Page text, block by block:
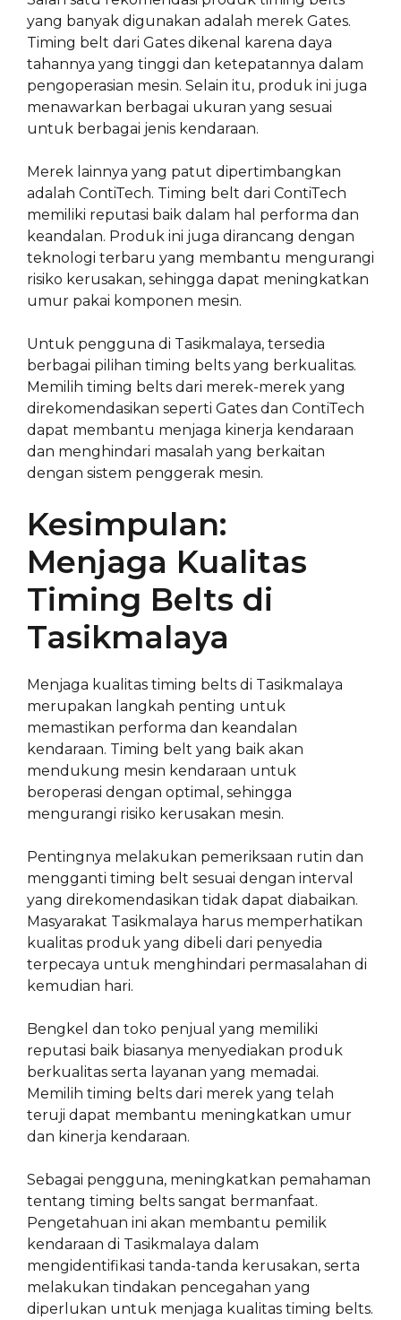
yang banyak digunakan adalah merek Gates.
Timing belt dari Gates dikenal karena daya
tahannya yang tinggi dan ketepatannya dalam
pengoperasian mesin. Selain itu, produk ini juga
menawarkan berbagai ukuran yang sesuai
untuk berbagai jenis kendaraan.
Merek lainnya yang patut dipertimbangkan
adalah ContiTech. Timing belt dari ContiTech
memiliki reputasi baik dalam hal performa dan
keandalan. Produk ini juga dirancang dengan
teknologi terbaru yang membantu mengurangi
risiko kerusakan, sehingga dapat meningkatkan
umur pakai komponen mesin.
Untuk pengguna di Tasikmalaya, tersedia
berbagai pilihan timing belts yang berkualitas.
Memilih timing belts dari merek-merek yang
direkomendasikan seperti Gates dan ContiTech
dapat membantu menjaga kinerja kendaraan
dan menghindari masalah yang berkaitan
dengan sistem penggerak mesin.
Kesimpulan:
Menjaga Kualitas
Timing Belts di
Tasikmalaya
Menjaga kualitas timing belts di Tasikmalaya
merupakan langkah penting untuk
memastikan performa dan keandalan
kendaraan. Timing belt yang baik akan
mendukung mesin kendaraan untuk
beroperasi dengan optimal, sehingga
mengurangi risiko kerusakan mesin.
Pentingnya melakukan pemeriksaan rutin dan
mengganti timing belt sesuai dengan interval
yang direkomendasikan tidak dapat diabaikan.
Masyarakat Tasikmalaya harus memperhatikan
kualitas produk yang dibeli dari penyedia
terpecaya untuk menghindari permasalahan di
kemudian hari.
Bengkel dan toko penjual yang memiliki
reputasi baik biasanya menyediakan produk
berkualitas serta layanan yang memadai.
Memilih timing belts dari merek yang telah
teruji dapat membantu meningkatkan umur
dan kinerja kendaraan.
Sebagai pengguna, meningkatkan pemahaman
tentang timing belts sangat bermanfaat.
Pengetahuan ini akan membantu pemilik
kendaraan di Tasikmalaya dalam
mengidentifikasi tanda-tanda kerusakan, serta
melakukan tindakan pencegahan yang
diperlukan untuk menjaga kualitas timing belts.